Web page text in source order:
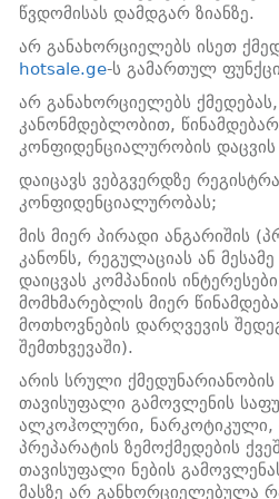
წვდომისას დამდგარ ზიანზე.
არ განახორციელებს ისეთ
hotsale.ge-ს გამართულ
არ განახორციელებს
კანონმდებლობით,
კონფიდენციალურობის
დაიცავს ვებგვერდზე
კონფიდენციალურობას;
მის მიერ პირადი ანგარიშის
კანონს, რეგულაციას ან
დაიცვას კომპანიის
მომხმარებლის მიერ
მოთხოვნების დარღვევის
შემთხვევაში).
არის სრული ქმედუნარიანობის
თავისუფალი გამოვლენის
ალკოჰოლური, ნარკოტიკული,
პრეპარატის ზემოქმედების
თავისუფალი ნების
მასზე არ განხორციელებულა